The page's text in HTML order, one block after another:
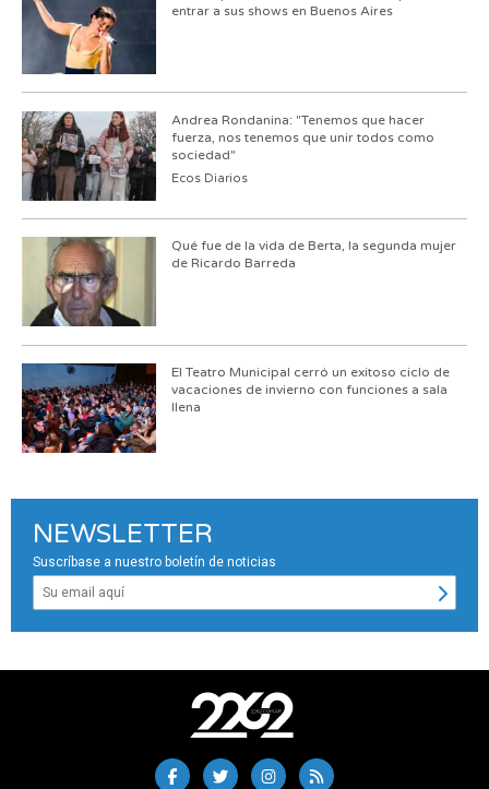
entrar a sus shows en Buenos Aires
Andrea Rondanina: "Tenemos que hacer
fuerza, nos tenemos que unir todos como
sociedad"
Ecos Diarios
Qué fue de la vida de Berta, la segunda mujer
de Ricardo Barreda
El Teatro Municipal cerró un exitoso ciclo de
vacaciones de invierno con funciones a sala
llena
NEWSLETTER
Suscríbase a nuestro boletín de noticias